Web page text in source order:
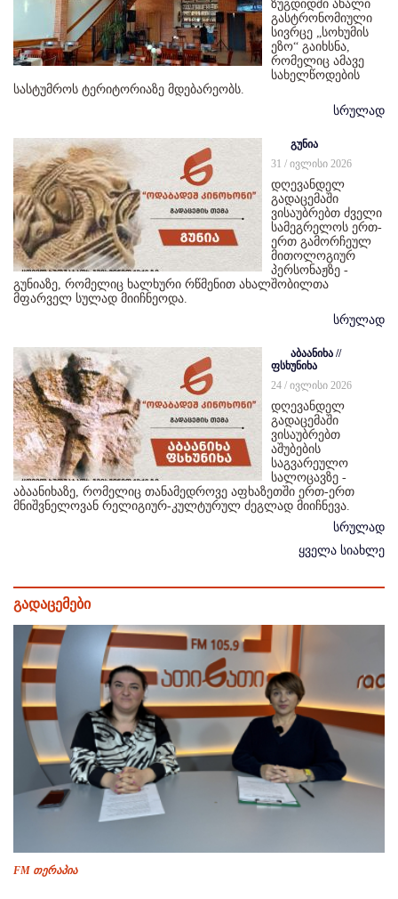
ზუგდიდში ახალი
გასტრონომიული
სივრცე „სოხუმის
ეზო“ გაიხსნა,
რომელიც ამავე
სახელწოდების
სასტუმროს ტერიტორიაზე მდებარეობს.
სრულად
გუნია
31 / ივლისი 2026
დღევანდელ
გადაცემაში
ვისაუბრებთ ძველი
სამეგრელოს ერთ-
ერთ გამორჩეულ
მითოლოგიურ
პერსონაჟზე -
გუნიაზე, რომელიც ხალხური რწმენით ახალშობილთა
მფარველ სულად მიიჩნეოდა.
სრულად
აბაანიხა //
ფსხუნიხა
24 / ივლისი 2026
დღევანდელ
გადაცემაში
ვისაუბრებთ
აშუბების
საგვარეულო
სალოცავზე -
აბაანიხაზე, რომელიც თანამედროვე აფხაზეთში ერთ-ერთ
მნიშვნელოვან რელიგიურ-კულტურულ ძეგლად მიიჩნევა.
სრულად
ყველა სიახლე
გადაცემები
FM თერაპია